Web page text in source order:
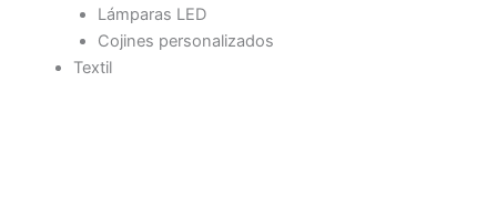
Lámparas LED
Cojines personalizados
Textil